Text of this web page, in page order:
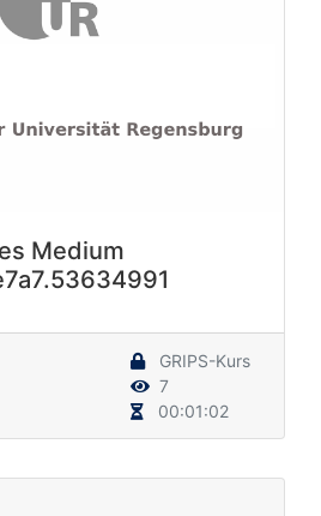
Medium
GRIPS-Kurs
7
00:01:02